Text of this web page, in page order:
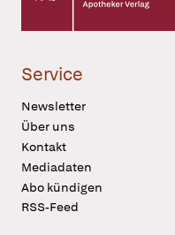
Service
Newsletter
Über uns
Kontakt
Mediadaten
Abo kündigen
RSS-Feed